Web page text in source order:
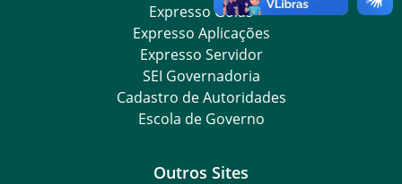
Expresso Goiás
Expresso Aplicações
Expresso Servidor
SEI Governadoria
Cadastro de Autoridades
Escola de Governo
Outros Sites